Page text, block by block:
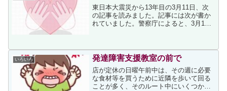
東日本大震災から13年目の3月11日、次
の記事を読みました。記事には次が書か
れていました。警察庁によると、3月1日
現在、避難生活中に亡くなるなどした震
災関連...
いろいろ 発達障害支援教室の前で
店が定休の日曜午前中は、その週に必要
な食材等を買うために近隣を歩いて回る
ことが多く、そのルート中にいくつかの